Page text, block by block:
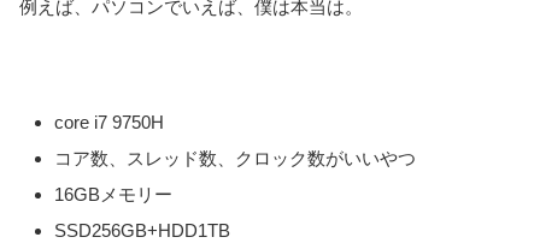
例えば、パソコンでいえば、僕は本当は。
core i7 9750H
コア数、スレッド数、クロック数がいいやつ
16GBメモリー
SSD256GB+HDD1TB